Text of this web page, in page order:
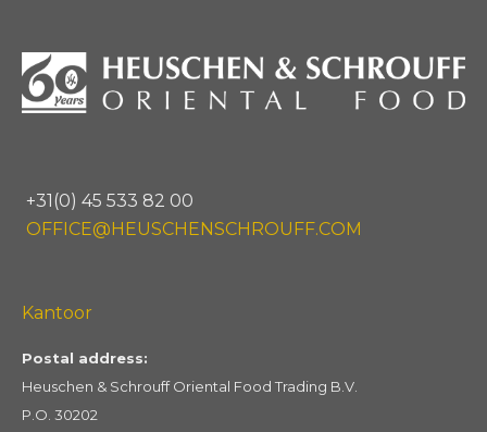
+31(0) 45 533 82 00
OFFICE@HEUSCHENSCHROUFF.COM
Kantoor
Postal address:
Heuschen & Schrouff Oriental Food Trading B.V.
P.O. 30202